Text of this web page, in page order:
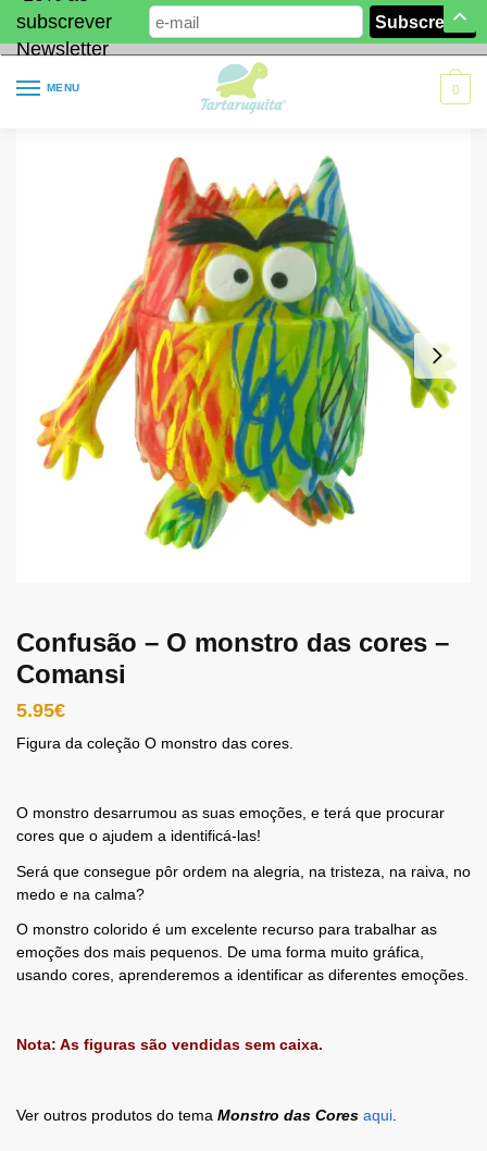
subscrever
Newsletter
MENU 0
Confusão – O monstro das cores –
Comansi
5.95€
Figura da coleção O monstro das cores.
O monstro desarrumou as suas emoções, e terá que procurar
cores que o ajudem a identificá-las!
Será que consegue pôr ordem na alegria, na tristeza, na raiva, no
medo e na calma?
O monstro colorido é um excelente recurso para trabalhar as
emoções dos mais pequenos. De uma forma muito gráfica,
usando cores, aprenderemos a identificar as diferentes emoções.
Nota: As figuras são vendidas sem caixa.
Ver outros produtos do tema Monstro das Cores aqui